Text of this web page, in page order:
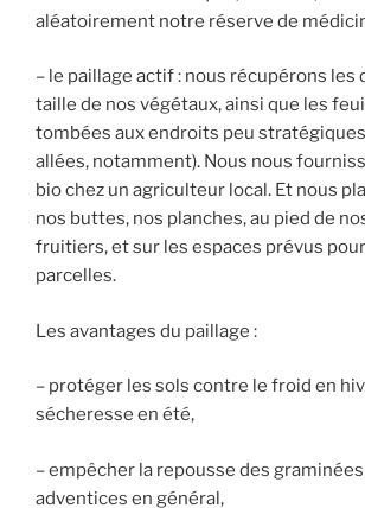
aléatoirement notre réserve de
– le paillage actif : nous récupérons les
taille de nos végétaux, ainsi que les
tombées aux endroits peu
allées, notamment). Nous nous
bio chez un agriculteur local. Et nous
nos buttes, nos planches, au pied de
fruitiers, et sur les espaces prévus
parcelles.
Les avantages du paillage :
– protéger les sols contre le froid en
sécheresse en été,
– empêcher la repousse des
adventices en général,